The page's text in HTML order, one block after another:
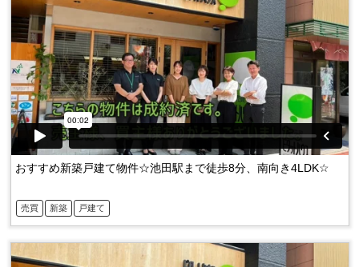
売買 新築 戸建て
おすすめ新築戸建て物件☆池田駅まで徒歩8分、南向き4LDK☆